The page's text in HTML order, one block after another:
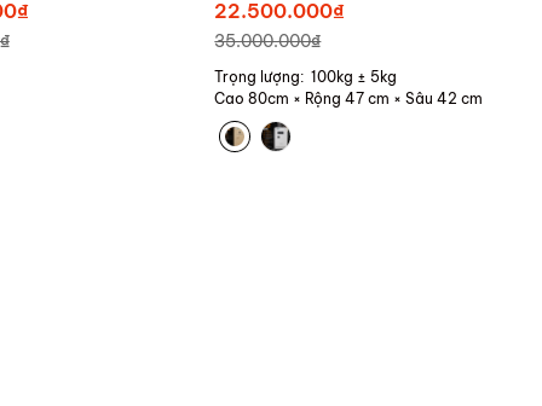
Báo Về Điện
danh người dùng cảnh trộm
22.500.000₫
35.000.000₫
Trọng lượng: 100kg ± 5kg
Cao 80cm × Rộng 47 cm × Sâu 42 cm